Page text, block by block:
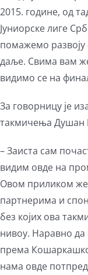
2015. године, од
Јуниорске лиге
помажемо
даље. Свима вам
видимо се на
За говорницу је
такмичења Душан
– Заиста сам
видим овде на
Овом приликом
партнерима и
без којих ова
нивоу. Наравно да
према
нама овде